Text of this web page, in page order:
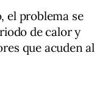
el problema se
de calor y
que acuden al